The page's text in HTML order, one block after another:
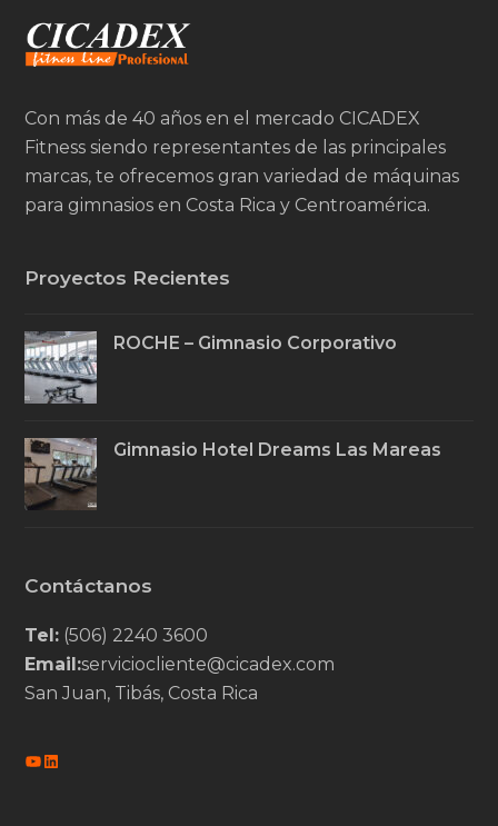
Con más de 40 años en el mercado CICADEX
Fitness siendo representantes de las principales
marcas, te ofrecemos gran variedad de máquinas
para gimnasios en Costa Rica y Centroamérica.
Proyectos Recientes
ROCHE – Gimnasio Corporativo
Gimnasio Hotel Dreams Las Mareas
Contáctanos
Tel: (506) 2240 3600
Email:serviciocliente@cicadex.com
San Juan, Tibás, Costa Rica
YouTube
LinkedIn